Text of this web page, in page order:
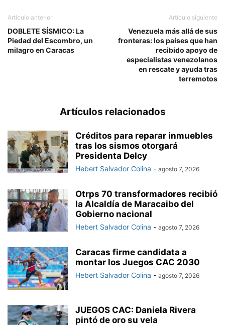
Artículo anterior
DOBLETE SÍSMICO: La
Piedad del Escombro, un
milagro en Caracas
Artículo siguiente
Venezuela más allá de sus
fronteras: los países que han
recibido apoyo de
especialistas venezolanos
en rescate y ayuda tras
terremotos
Artículos relacionados
Créditos para reparar inmuebles
tras los sismos otorgará
Presidenta Delcy
Hebert Salvador Colina - agosto 7, 2026
Otrps 70 transformadores recibió
la Alcaldía de Maracaibo del
Gobierno nacional
Hebert Salvador Colina - agosto 7, 2026
Caracas firme candidata a
montar los Juegos CAC 2030
Hebert Salvador Colina - agosto 7, 2026
JUEGOS CAC: Daniela Rivera
pintó de oro su vela